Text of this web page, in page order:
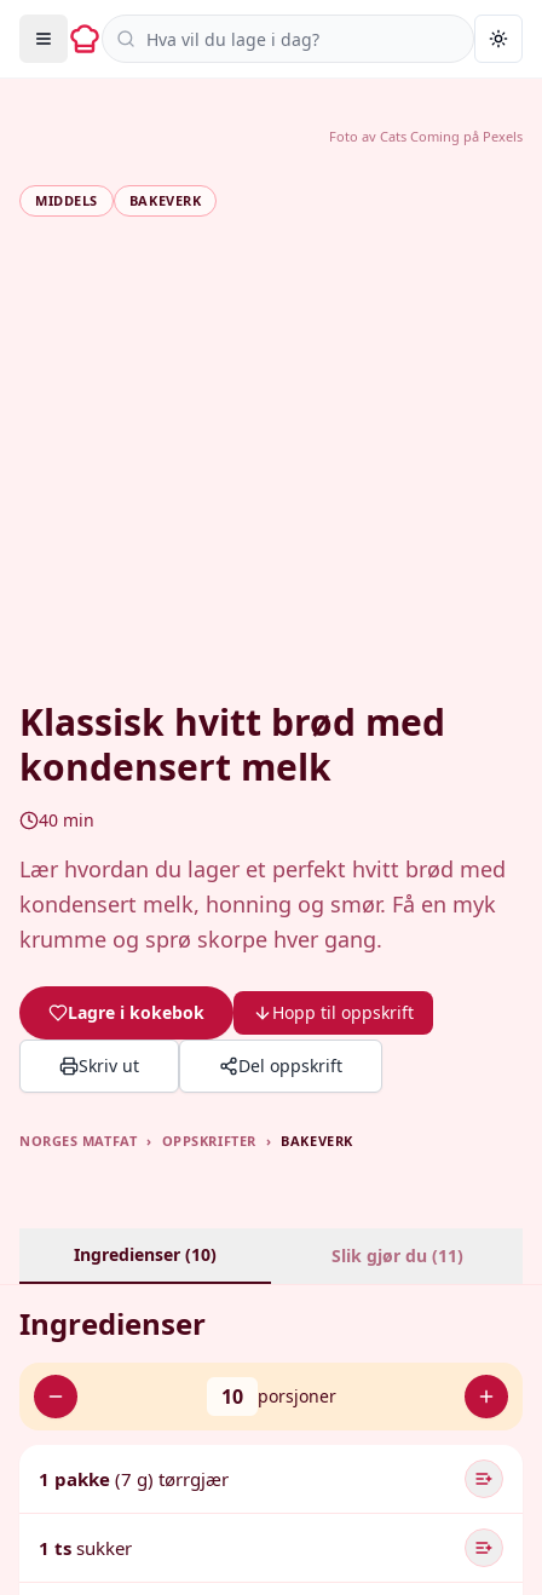
Søk i oppskrifter
MIDDELS BAKEVERK
Klassisk hvitt brød med
kondensert melk
40 min
Lær hvordan du lager et perfekt hvitt brød med
kondensert melk, honning og smør. Få en myk
krumme og sprø skorpe hver gang.
Lagre i kokebok Hopp til oppskrift
Skriv ut Del oppskrift
Foto av Cats Coming på Pexels
NORGES MATFAT › OPPSKRIFTER › BAKEVERK
Ingredienser (10) Slik gjør du (11)
Ingredienser
10 porsjoner
1 pakke (7 g) tørrgjær
1 ts sukker